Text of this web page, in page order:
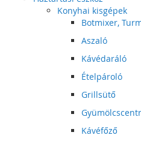
Konyhai kisgépek
Botmixer,
Aszaló
Kávédaráló
Ételpároló
Grillsütő
Kávéfőző